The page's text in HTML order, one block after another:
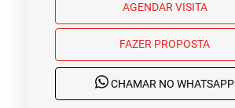
AGENDAR VISITA
FAZER PROPOSTA
CHAMAR NO WHATSAPP